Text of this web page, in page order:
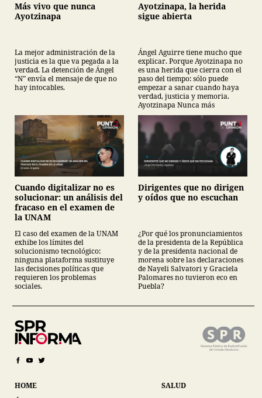
Más vivo que nunca
Ayotzinapa
La mejor administración de la
justicia es la que va pegada a la
verdad. La detención de Ángel
“N” envía el mensaje de que no
hay intocables.
Ayotzinapa, la herida
sigue abierta
Ángel Aguirre tiene mucho que
explicar. Porque Ayotzinapa no
es una herida que cierra con el
paso del tiempo: sólo puede
empezar a sanar cuando haya
verdad, justicia y memoria.
Ayotzinapa Nunca más
Cuando digitalizar no es
solucionar: un análisis del
fracaso en el examen de
la UNAM
El caso del examen de la UNAM
exhibe los límites del
solucionismo tecnológico:
ninguna plataforma sustituye
las decisiones políticas que
requieren los problemas
sociales.
Dirigentes que no dirigen
y oídos que no escuchan
¿Por qué los pronunciamientos
de la presidenta de la República
y de la presidenta nacional de
morena sobre las declaraciones
de Nayeli Salvatori y Graciela
Palomares no tuvieron eco en
Puebla?
HOME
SALUD